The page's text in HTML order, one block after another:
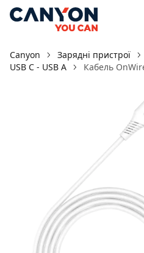
Canyon Зарядні пристрої
USB C - USB A
Кабель